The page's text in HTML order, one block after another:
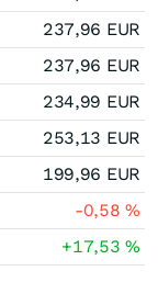
237,96 EUR
237,96 EUR
234,99 EUR
253,13 EUR
199,96 EUR
-0,58%
+17,53%